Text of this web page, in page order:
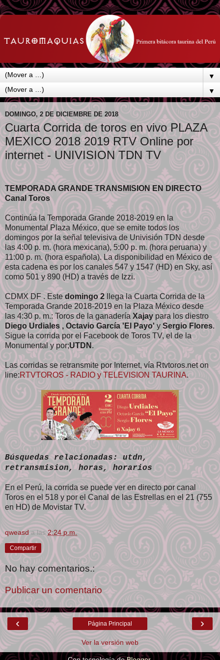
▼
▼
DOMINGO, 2 DE DICIEMBRE DE 2018
Cuarta Corrida de toros en vivo PLAZA
MEXICO 2018 2019 RTV Online por
internet - UNIVISION TDN TV
TEMPORADA GRANDE TRANSMISION EN DIRECTO
Canal Toros
Continúa la Temporada Grande 2018-2019 en la
Monumental Plaza México, que se emite todos los
domingos por la señal televisiva de Univisión TDN desde
las 4:00 p. m. (hora mexicana), 5:00 p. m. (hora peruana) y
11:00 p. m. (hora española). La disponibilidad en México de
esta cadena es por los canales 547 y 1547 (HD) en Sky, así
como 501 y 890 (HD) a través de Izzi.
CDMX DF . Estedomingo 2 llega la Cuarta Corrida de la
Temporada Grande 2018-2019 en la Plaza México desde
las 4:30 p. m.: Toros de la ganadería Xajay para los diestro
Diego Urdiales , Octavio García 'El Payo' y Sergio Flores.
Sigue la corrida por el Facebook de Toros TV, el de la
Monumental y por;UTDN.
Las corridas se retransmite por Internet, vía Rtvtoros.net on
line:RTVTOROS - RADIO y TELEVISION TAURINA.
Búsquedas relacionadas: utdn,
retransmision, horas, horarios
En el Perú, la corrida se puede ver en directo por canal
Toros en el 518 y por el Canal de las Estrellas en el 21 (755
en HD) de Movistar TV.
qweasd a las2:24 p.m.
Compartir
No hay comentarios.:
Publicar un comentario
‹ ›
Página Principal
Ver la versión web